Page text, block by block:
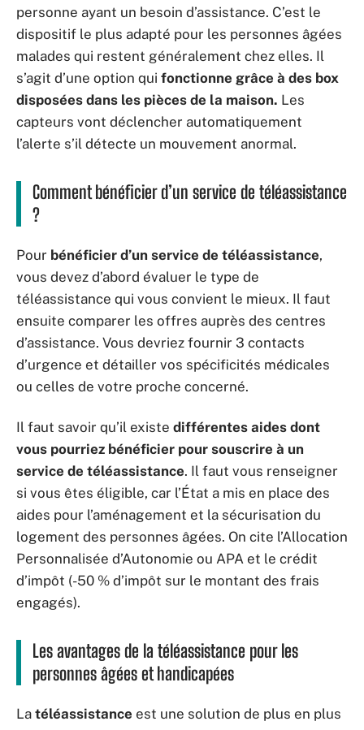
personne ayant un besoin d’assistance. C’est le
dispositif le plus adapté pour les personnes âgées
malades qui restent généralement chez elles. Il
s’agit d’une option qui fonctionne grâce à des box
disposées dans les pièces de la maison. Les
capteurs vont déclencher automatiquement
l’alerte s’il détecte un mouvement anormal.
Comment bénéficier d’un service de téléassistance
?
Pour bénéficier d’un service de téléassistance,
vous devez d’abord évaluer le type de
téléassistance qui vous convient le mieux. Il faut
ensuite comparer les offres auprès des centres
d’assistance. Vous devriez fournir 3 contacts
d’urgence et détailler vos spécificités médicales
ou celles de votre proche concerné.
Il faut savoir qu’il existe différentes aides dont
vous pourriez bénéficier pour souscrire à un
service de téléassistance. Il faut vous renseigner
si vous êtes éligible, car l’État a mis en place des
aides pour l’aménagement et la sécurisation du
logement des personnes âgées. On cite l’Allocation
Personnalisée d’Autonomie ou APA et le crédit
d’impôt (-50 % d’impôt sur le montant des frais
engagés).
Les avantages de la téléassistance pour les
personnes âgées et handicapées
La téléassistance est une solution de plus en plus